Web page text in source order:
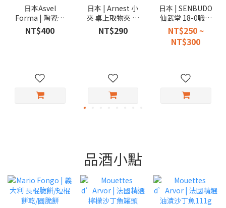
日本Asvel
Forma | 陶瓷芝
麻研磨器 140ml
NT$400
日本 | Arnest 小
夾 桌上取物夾 不
鏽鋼小夾 便當夾
取菜夾
NT$290
日本 | SENBUDO
仙武堂 18-0職人
專用燒肉夾子
NT$250 ~
NT$300
品酒小點